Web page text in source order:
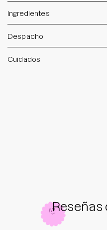
Ingredientes
Despacho
Cuidados
Reseñas